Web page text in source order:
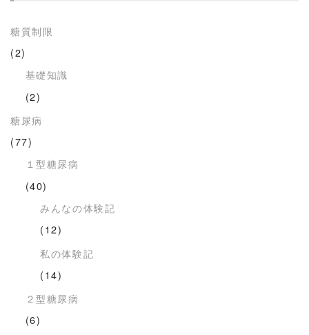
糖質制限
(2)
基礎知識
(2)
糖尿病
(77)
１型糖尿病
(40)
みんなの体験記
(12)
私の体験記
(14)
２型糖尿病
(6)